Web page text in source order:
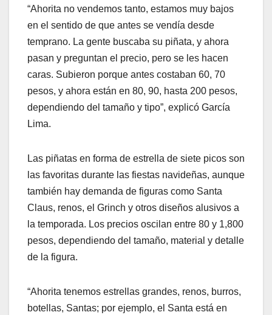
“Ahorita no vendemos tanto, estamos muy bajos
en el sentido de que antes se vendía desde
temprano. La gente buscaba su piñata, y ahora
pasan y preguntan el precio, pero se les hacen
caras. Subieron porque antes costaban 60, 70
pesos, y ahora están en 80, 90, hasta 200 pesos,
dependiendo del tamaño y tipo”, explicó García
Lima.
Las piñatas en forma de estrella de siete picos son
las favoritas durante las fiestas navideñas, aunque
también hay demanda de figuras como Santa
Claus, renos, el Grinch y otros diseños alusivos a
la temporada. Los precios oscilan entre 80 y 1,800
pesos, dependiendo del tamaño, material y detalle
de la figura.
“Ahorita tenemos estrellas grandes, renos, burros,
botellas, Santas; por ejemplo, el Santa está en